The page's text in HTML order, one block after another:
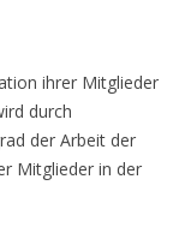
ihrer Mitglieder
durch
der Arbeit der
Mitglieder in der